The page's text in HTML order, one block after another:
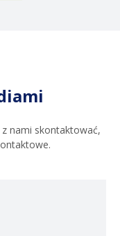
z nami skontaktować,